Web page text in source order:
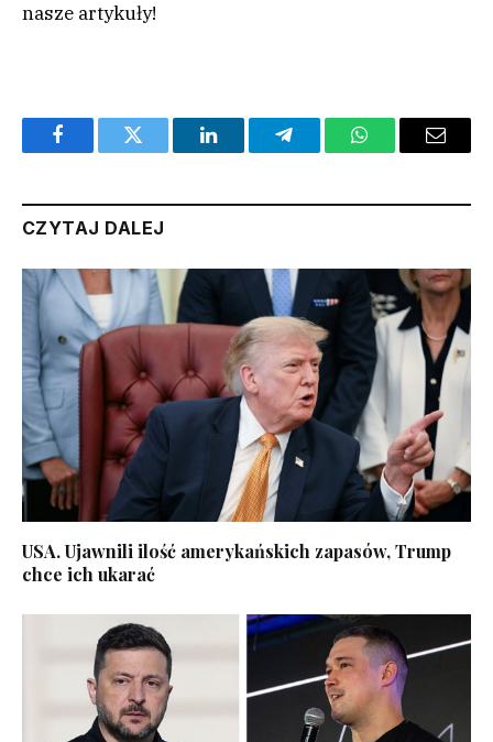
nasze artykuły!
FacebookTwitter LinkedInTelegramWhatsAppEmail
CZYTAJ DALEJ
USA. Ujawnili ilość amerykańskich zapasów, Trump
chce ich ukarać